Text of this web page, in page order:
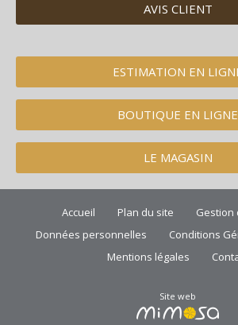
AVIS CLIENT
ESTIMATION EN
BOUTIQUE EN LIGNE
LE MAGASIN
Site web
Accueil Plan du site
Gestion
Données personnelles
Conditions
Mentions légales